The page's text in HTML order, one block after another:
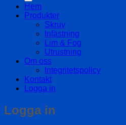
Hem
Produkter
Skruv
Infästning
Lim & Fog
Utrustning
Om oss
Integritetspolicy
Kontakt
Logga in
Logga in